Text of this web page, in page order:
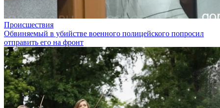
Происшествия
Обвиняемый в убийстве военного полицейского попросил
отправить его на фронт